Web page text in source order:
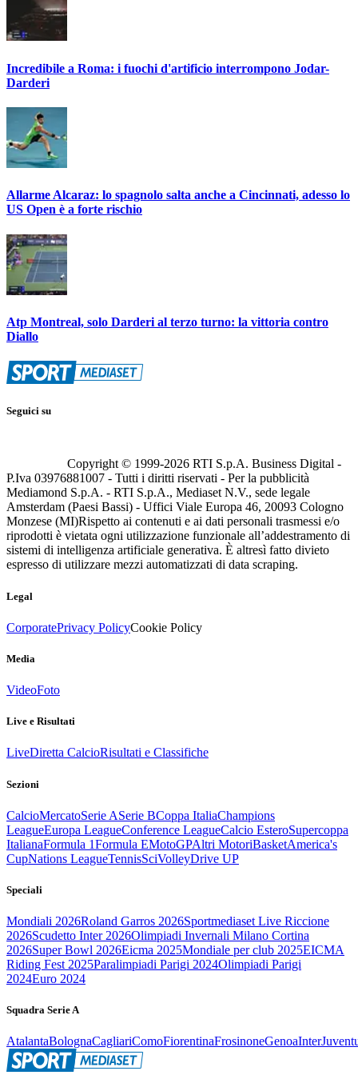
Incredibile a Roma: i fuochi d'artificio interrompono Jodar-
Darderi
Allarme Alcaraz: lo spagnolo salta anche a Cincinnati, adesso lo
US Open è a forte rischio
Atp Montreal, solo Darderi al terzo turno: la vittoria contro
Diallo
Seguici su
Copyright © 1999-2026 RTI S.p.A. Business Digital -
P.Iva 03976881007 - Tutti i diritti riservati - Per la pubblicità
Mediamond S.p.A. - RTI S.p.A., Mediaset N.V., sede legale
Amsterdam (Paesi Bassi) - Uffici Viale Europa 46, 20093 Cologno
Monzese (MI)Rispetto ai contenuti e ai dati personali trasmessi e/o
riprodotti è vietata ogni utilizzazione funzionale all’addestramento di
sistemi di intelligenza artificiale generativa. È altresì fatto divieto
espresso di utilizzare mezzi automatizzati di data scraping.
Legal
CorporatePrivacy PolicyCookie Policy
Media
VideoFoto
Live e Risultati
LiveDiretta CalcioRisultati e Classifiche
Sezioni
CalcioMercatoSerie ASerie BCoppa ItaliaChampions
LeagueEuropa LeagueConference LeagueCalcio EsteroSupercoppa
ItalianaFormula 1Formula EMotoGPAltri MotoriBasketAmerica's
CupNations LeagueTennisSciVolleyDrive UP
Speciali
Mondiali 2026Roland Garros 2026Sportmediaset Live Riccione
2026Scudetto Inter 2026Olimpiadi Invernali Milano Cortina
2026Super Bowl 2026Eicma 2025Mondiale per club 2025EICMA
Riding Fest 2025Paralimpiadi Parigi 2024Olimpiadi Parigi
2024Euro 2024
Squadra Serie A
AtalantaBolognaCagliariComoFiorentinaFrosinoneGenoaInter